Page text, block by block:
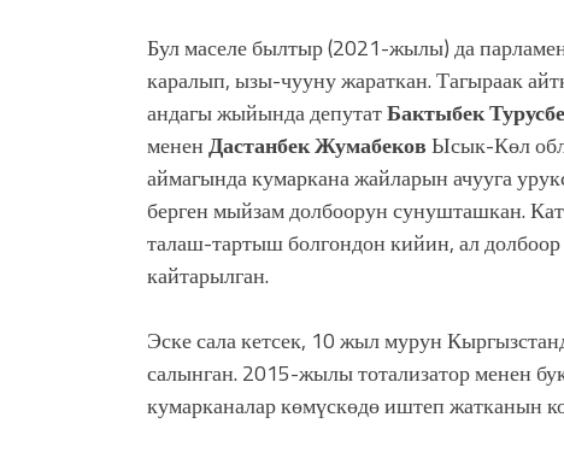
Бул маселе былтыр (2021-жылы) да
каралып, ызы-чууну жараткан. Тагыраак
андагы жыйында депутатБактыбек
мененДастанбек ЖумабековЫсык-Көл
аймагында кумаркана жайларын ачууга
берген мыйзам долбоорун сунушташкан.
талаш-тартыш болгондон кийин, ал долбоор
кайтарылган.
Эске сала кетсек, 10 жыл мурун
салынган. 2015-жылы тотализатор менен
кумарканалар көмүскөдө иштеп жатканын